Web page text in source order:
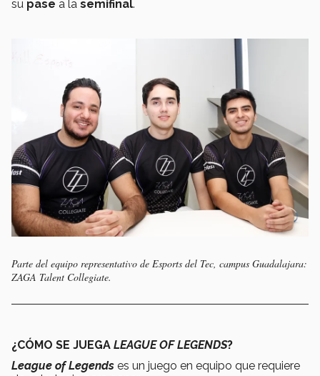
su pase a la semifinal.
Parte del equipo representativo de Esports del Tec, campus Guadalajara:
ZAGA Talent Collegiate.
¿CÓMO SE JUEGA LEAGUE OF LEGENDS?
League of Legends es un juego en equipo que requiere